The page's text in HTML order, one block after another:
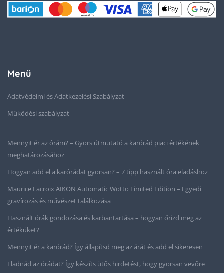
Menü
Adatvédelmi és Adatkezelési Szabályzat
Működési szabályzat
Mennyit ér az órám? – Gyors útmutató a karórád piaci értékének
meghatározásához
Hogyan add el a karórádat gyorsan? – 7 tipp használt óra eladáshoz
Maurice Lacroix AIKON Automatic Wotto Limited Edition – Egyedi
gravírozás és művészet találkozása
Használt órák gondozása és karbantartása – hogyan őrizd meg az
értéküket?
Mennyit ér a karórád? Így állapítsd meg az árát és add el sikeresen
Eladnád az órádat? Így készíts ütős hirdetést, hogy gyorsan vevőre